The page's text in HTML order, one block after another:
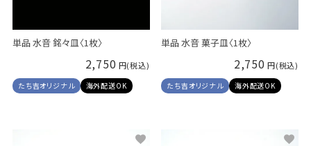
単品 水音 銘々皿〈1枚〉
2,750
たち吉オリジナル 海外配送OK
単品 水音 菓子皿〈1枚〉
2,750
たち吉オリジナル 海外配送OK